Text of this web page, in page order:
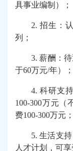
具事业编制）；
2. 招生：
列；
3.薪酬：
于60万元/年）；
4. 科研支
100-300万元
费100-300万元；
5.生活支
人才计划，可